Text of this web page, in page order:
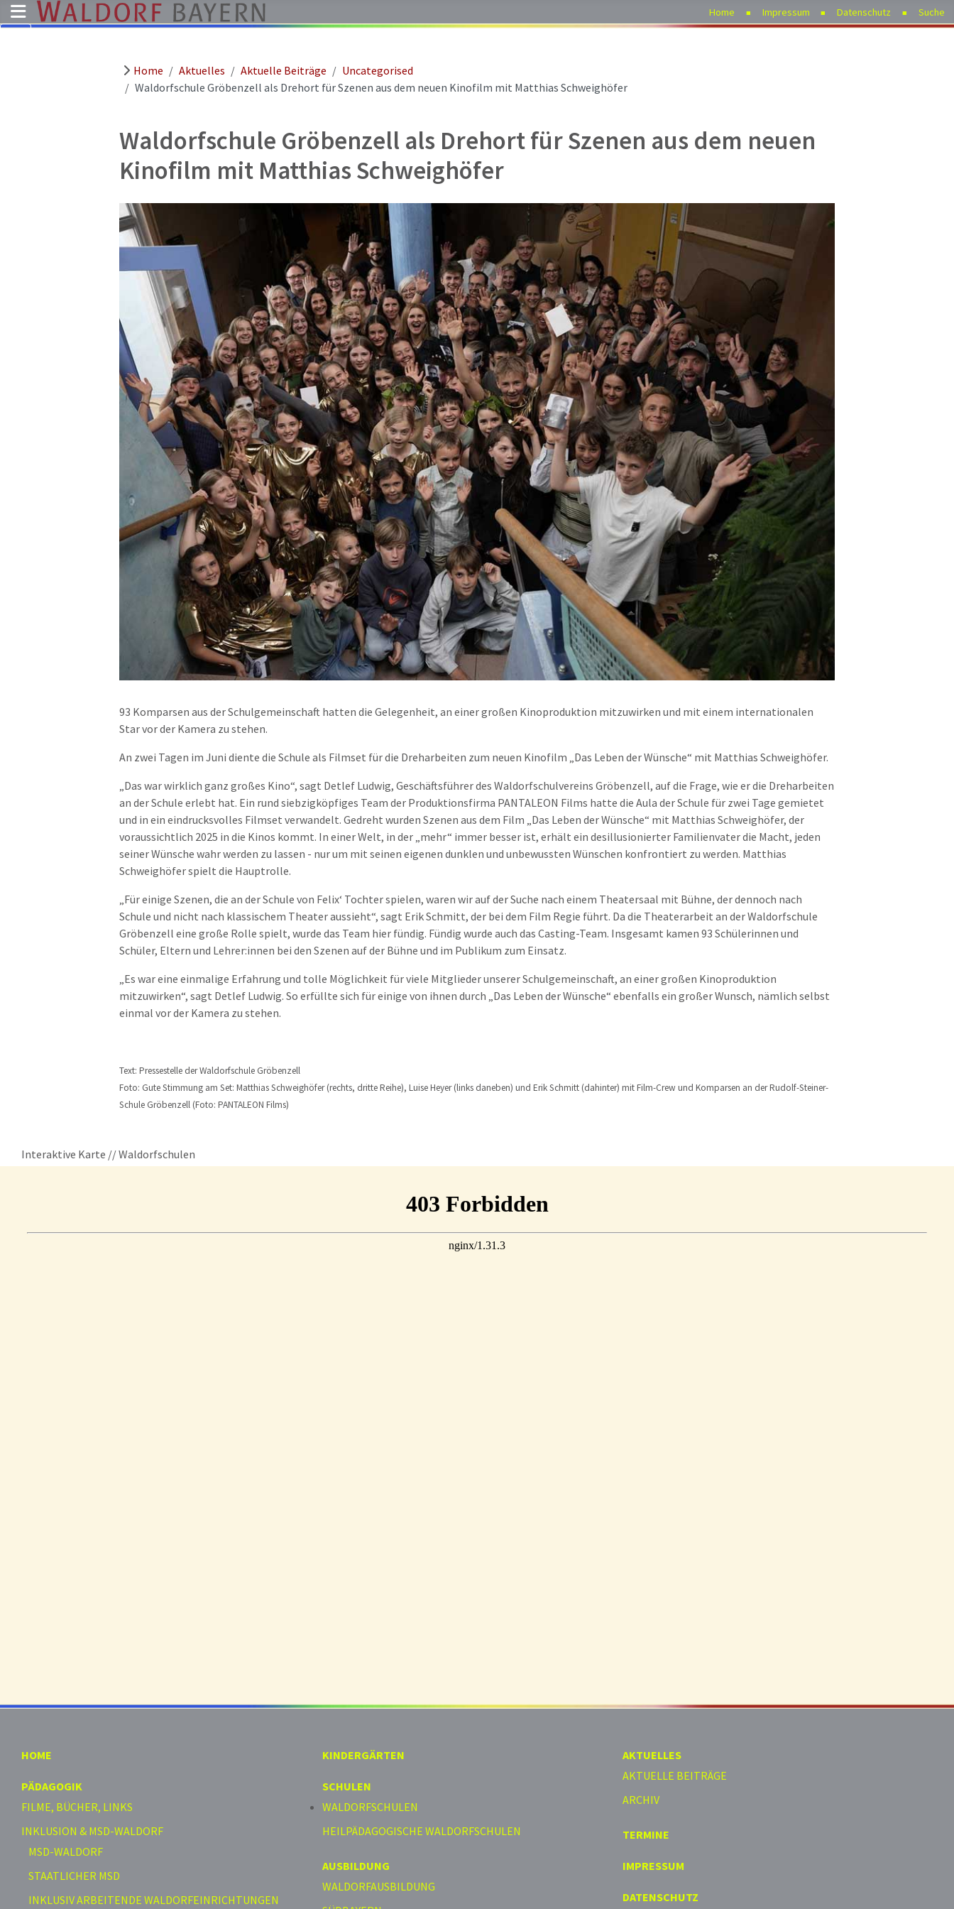
Home Impressum Datenschutz Suche
Home Aktuelles Aktuelle Beiträge
Uncategorised
Waldorfschule Gröbenzell als Drehort für Szenen aus dem neuen Kinofilm mit Matthias Schweighöfer
Waldorfschule Gröbenzell als Drehort für Szenen aus dem neuen
Kinofilm mit Matthias Schweighöfer
93 Komparsen aus der Schulgemeinschaft hatten die Gelegenheit, an einer großen Kinoproduktion mitzuwirken und mit einem internationalen
Star vor der Kamera zu stehen.
An zwei Tagen im Juni diente die Schule als Filmset für die Dreharbeiten zum neuen Kinofilm „Das Leben der Wünsche“ mit Matthias Schweighöfer.
„Das war wirklich ganz großes Kino“, sagt Detlef Ludwig, Geschäftsführer des Waldorfschulvereins Gröbenzell, auf die Frage, wie er die Dreharbeiten
an der Schule erlebt hat. Ein rund siebzigköpfiges Team der Produktionsfirma PANTALEON Films hatte die Aula der Schule für zwei Tage gemietet
und in ein eindrucksvolles Filmset verwandelt. Gedreht wurden Szenen aus dem Film „Das Leben der Wünsche“ mit Matthias Schweighöfer, der
voraussichtlich 2025 in die Kinos kommt. In einer Welt, in der „mehr“ immer besser ist, erhält ein desillusionierter Familienvater die Macht, jeden
seiner Wünsche wahr werden zu lassen - nur um mit seinen eigenen dunklen und unbewussten Wünschen konfrontiert zu werden. Matthias
Schweighöfer spielt die Hauptrolle.
„Für einige Szenen, die an der Schule von Felix‘ Tochter spielen, waren wir auf der Suche nach einem Theatersaal mit Bühne, der dennoch nach
Schule und nicht nach klassischem Theater aussieht“, sagt Erik Schmitt, der bei dem Film Regie führt. Da die Theaterarbeit an der Waldorfschule
Gröbenzell eine große Rolle spielt, wurde das Team hier fündig. Fündig wurde auch das Casting-Team. Insgesamt kamen 93 Schülerinnen und
Schüler, Eltern und Lehrer:innen bei den Szenen auf der Bühne und im Publikum zum Einsatz.
„Es war eine einmalige Erfahrung und tolle Möglichkeit für viele Mitglieder unserer Schulgemeinschaft, an einer großen Kinoproduktion
mitzuwirken“, sagt Detlef Ludwig. So erfüllte sich für einige von ihnen durch „Das Leben der Wünsche“ ebenfalls ein großer Wunsch, nämlich selbst
einmal vor der Kamera zu stehen.
Text: Pressestelle der Waldorfschule Gröbenzell
Foto: Gute Stimmung am Set: Matthias Schweighöfer (rechts, dritte Reihe), Luise Heyer (links daneben) und Erik Schmitt (dahinter) mit Film-Crew und Komparsen an der Rudolf-Steiner-
Schule Gröbenzell (Foto: PANTALEON Films)
Interaktive Karte // Waldorfschulen
HOME
PÄDAGOGIK
FILME, BÜCHER, LINKS
INKLUSION & MSD-WALDORF
MSD-WALDORF
STAATLICHER MSD
INKLUSIV ARBEITENDE WALDORFEINRICHTUNGEN
KINDERGÄRTEN
SCHULEN
WALDORFSCHULEN
HEILPÄDAGOGISCHE WALDORFSCHULEN
AUSBILDUNG
WALDORFAUSBILDUNG
AKTUELLES
AKTUELLE BEITRÄGE
ARCHIV
TERMINE
IMPRESSUM
DATENSCHUTZ